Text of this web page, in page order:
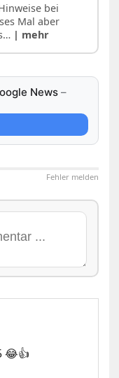
bei
Mal aber
| mehr
News –
Fehler melden
😂👍